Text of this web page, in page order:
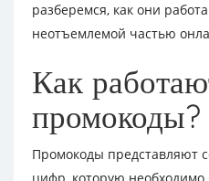
разберемся, как они
неотъемлемой частью
Как
промокоды?
Промокоды представляют